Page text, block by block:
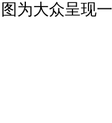
图为大众呈现